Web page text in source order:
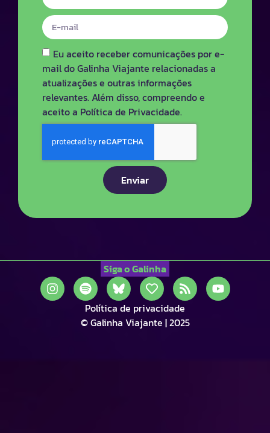
Eu aceito receber comunicações por e-
mail do Galinha Viajante relacionadas a
atualizações e outras informações
relevantes. Além disso, compreendo e
aceito a Política de Privacidade.
Enviar
Siga o Galinha
Política de privacidade
© Galinha Viajante | 2025